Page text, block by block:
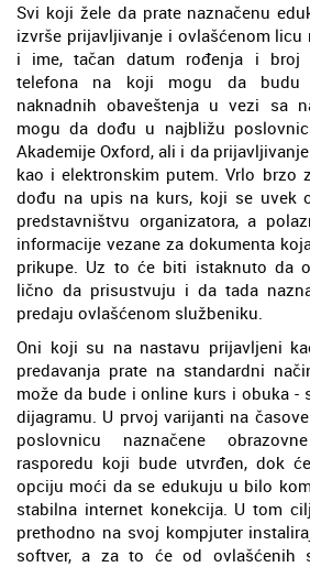
Svi koji žele da prate naznačenu
izvrše prijavljivanje i ovlašćenom licu
i ime, tačan datum rođenja i broj
telefona na koji mogu da budu
naknadnih obaveštenja u vezi sa
mogu da dođu u najbližu
Akademije Oxford, ali i da
kao i elektronskim putem. Vrlo brzo
dođu na upis na kurs, koji se uvek
predstavništvu organizatora, a
informacije vezane za dokumenta
prikupe. Uz to će biti istaknuto da
lično da prisustvuju i da tada
predaju ovlašćenom službeniku.
Oni koji su na nastavu prijavljeni
predavanja prate na standardni
može da bude i online kurs i obuka -
dijagramu. U prvoj varijanti na
poslovnicu naznačene
rasporedu koji bude utvrđen, dok
opciju moći da se edukuju u bilo
stabilna internet konekcija. U tom
prethodno na svoj kompjuter
softver, a za to će od ovlašćenih